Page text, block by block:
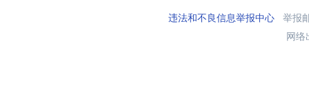
违法和不良信息举报中心举报
网